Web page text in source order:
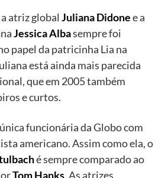
atriz global Juliana Didonee a
Jessica Albasempre foi
papel da patricinha Lia na
está ainda mais parecida
que em 2005 também
e curtos.
funcionária da Globo com
americano. Assim como ela, o
é sempre comparado ao
Tom Hanks. As atrizes